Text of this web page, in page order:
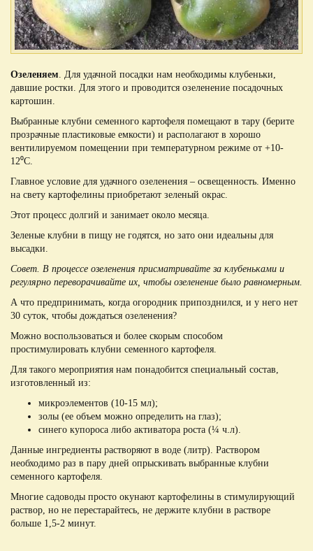
Озеленяем. Для удачной посадки нам необходимы клубеньки,
давшие ростки. Для этого и проводится озеленение посадочных
картошин.
Выбранные клубни семенного картофеля помещают в тару (берите
прозрачные пластиковые емкости) и располагают в хорошо
вентилируемом помещении при температурном режиме от +10-
12⁰С.
Главное условие для удачного озеленения – освещенность. Именно
на свету картофелины приобретают зеленый окрас.
Этот процесс долгий и занимает около месяца.
Зеленые клубни в пищу не годятся, но зато они идеальны для
высадки.
Совет. В процессе озеленения присматривайте за клубеньками и
регулярно переворачивайте их, чтобы озеленение было равномерным.
А что предпринимать, когда огородник припозднился, и у него нет
30 суток, чтобы дождаться озеленения?
Можно воспользоваться и более скорым способом
простимулировать клубни семенного картофеля.
Для такого мероприятия нам понадобится специальный состав,
изготовленный из:
микроэлементов (10-15 мл);
золы (ее объем можно определить на глаз);
синего купороса либо активатора роста (¼ ч.л).
Данные ингредиенты растворяют в воде (литр). Раствором
необходимо раз в пару дней опрыскивать выбранные клубни
семенного картофеля.
Многие садоводы просто окунают картофелины в стимулирующий
раствор, но не перестарайтесь, не держите клубни в растворе
больше 1,5-2 минут.